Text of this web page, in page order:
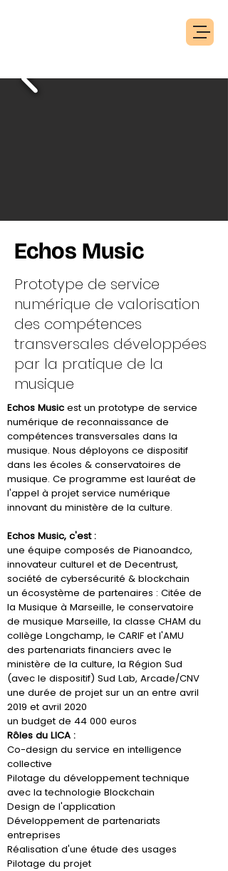
Echos Music
Prototype de service
numérique de valorisation
des compétences
transversales développées
par la pratique de la
musique
Echos Music est un prototype de service
numérique de reconnaissance de
compétences transversales dans la
musique. Nous déployons ce dispositif
dans les écoles & conservatoires de
musique. Ce programme est lauréat de
l'appel à projet service numérique
innovant du ministère de la culture.
Echos Music, c'est :
une équipe composés de Pianoandco,
innovateur culturel et de Decentrust,
société de cybersécurité & blockchain
un écosystème de partenaires : Citée de
la Musique à Marseille, le conservatoire
de musique Marseille, la classe CHAM du
collège Longchamp, le CARIF et l'AMU
des partenariats financiers avec le
ministère de la culture, la Région Sud
(avec le dispositif) Sud Lab, Arcade/CNV
une durée de projet sur un an entre avril
2019 et avril 2020
un budget de 44 000 euros
Rôles du LICA :
Co-design du service en intelligence
collective
Pilotage du développement technique
avec la technologie Blockchain
Design de l'application
Développement de partenariats
entreprises
Réalisation d'une étude des usages
Pilotage du projet